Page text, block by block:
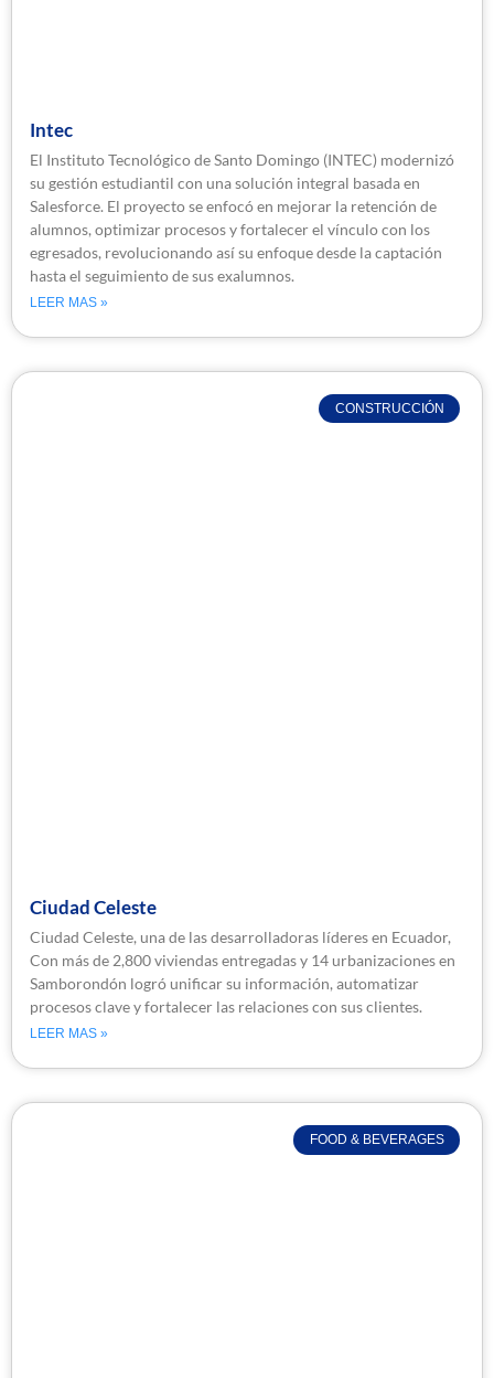
Intec
El Instituto Tecnológico de Santo Domingo (INTEC) modernizó
su gestión estudiantil con una solución integral basada en
Salesforce. El proyecto se enfocó en mejorar la retención de
alumnos, optimizar procesos y fortalecer el vínculo con los
egresados, revolucionando así su enfoque desde la captación
hasta el seguimiento de sus exalumnos.
LEER MAS »
CONSTRUCCIÓN
Ciudad Celeste
Ciudad Celeste, una de las desarrolladoras líderes en Ecuador,
Con más de 2,800 viviendas entregadas y 14 urbanizaciones en
Samborondón logró unificar su información, automatizar
procesos clave y fortalecer las relaciones con sus clientes.
LEER MAS »
FOOD & BEVERAGES